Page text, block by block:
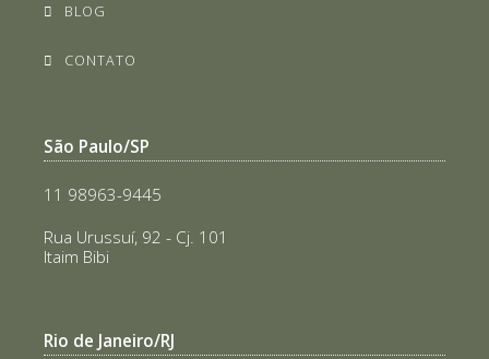
BLOG
CONTATO
São Paulo/SP
11 98963-9445
Rua Urussuí, 92 - Cj. 101
Itaim Bibi
Rio de Janeiro/RJ